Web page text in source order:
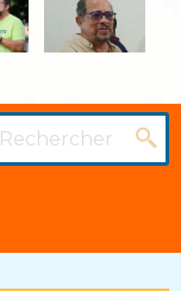
Rechercher